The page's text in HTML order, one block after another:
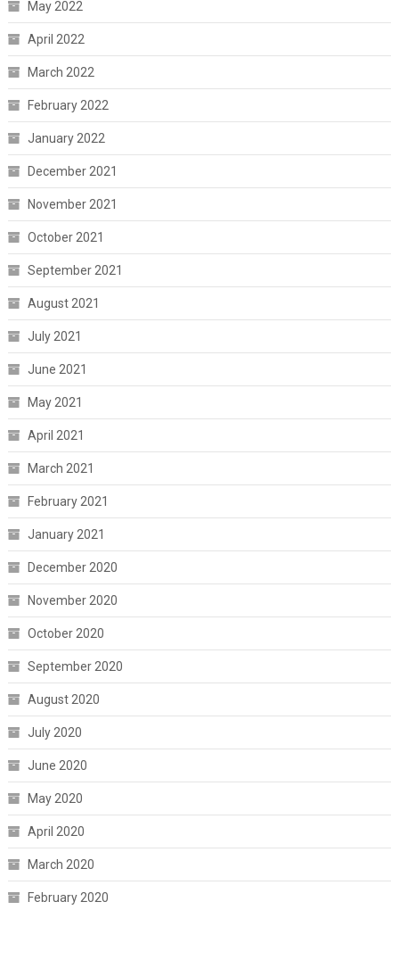
May 2022
April 2022
March 2022
February 2022
January 2022
December 2021
November 2021
October 2021
September 2021
August 2021
July 2021
June 2021
May 2021
April 2021
March 2021
February 2021
January 2021
December 2020
November 2020
October 2020
September 2020
August 2020
July 2020
June 2020
May 2020
April 2020
March 2020
February 2020